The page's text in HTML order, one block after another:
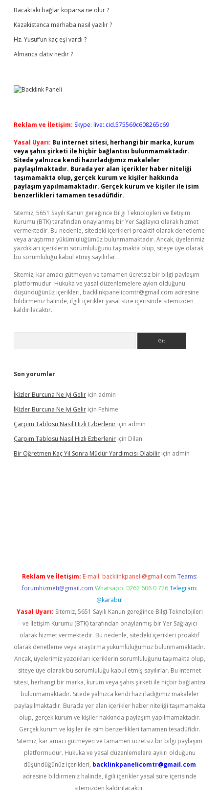
Bacaktaki bağlar koparsa ne olur ?
Kazakistanca merhaba nasıl yazılır ?
Hz. Yusuf’un kaç eşi vardı ?
Almanca dativ nedir ?
Reklam ve İletişim: Skype: live:.cid.575569c608265c69
Yasal Uyarı: Bu internet sitesi, herhangi bir marka, kurum
veya şahıs şirketi ile hiçbir bağlantısı bulunmamaktadır.
Sitede yalnızca kendi hazırladığımız makaleler
paylaşılmaktadır. Burada yer alan içerikler haber niteliği
taşımamakta olup, gerçek kurum ve kişiler hakkında
paylaşım yapılmamaktadır. Gerçek kurum ve kişiler ile isim
benzerlikleri tamamen tesadüfidir.
Sitemiz, 5651 Sayılı Kanun gereğince Bilgi Teknolojileri ve İletişim
Kurumu (BTK) tarafından onaylanmış bir Yer Sağlayıcı olarak hizmet
vermektedir. Bu nedenle, sitedeki içerikleri proaktif olarak denetleme
veya araştırma yükümlülüğümüz bulunmamaktadır. Ancak, üyelerimiz
yazdıkları içeriklerin sorumluluğunu taşımakta olup, siteye üye olarak
bu sorumluluğu kabul etmiş sayılırlar.
Sitemiz, kar amacı gütmeyen ve tamamen ücretsiz bir bilgi paylaşım
platformudur. Hukuka ve yasal düzenlemelere aykırı olduğunu
düşündüğünüz içerikleri, backlinkpanelicomtr@gmail.com adresine
bildirmeniz halinde, ilgili içerikler yasal süre içerisinde sitemizden
kaldırılacaktır.
Son yorumlar
İKizler Burcuna Ne Iyi Gelir için admin
İKizler Burcuna Ne Iyi Gelir için Fehime
Çarpım Tablosu Nasıl Hızlı Ezberlenir için admin
Çarpım Tablosu Nasıl Hızlı Ezberlenir için Dilan
Bir Öğretmen Kaç Yıl Sonra Müdür Yardımcısı Olabilir için admin
Reklam ve İletişim: E-mail: backlinkpaneli@gmail.com Teams:
forumhizmeti@gmail.com Whatsapp: 0262 606 0 726 Telegram:
@karabul
Yasal Uyarı: Sitemiz, 5651 Sayılı Kanun gereğince Bilgi Teknolojileri
ve İletişim Kurumu (BTK) tarafından onaylanmış bir Yer Sağlayıcı
olarak hizmet vermektedir. Bu nedenle, sitedeki içerikleri proaktif
olarak denetleme veya araştırma yükümlülüğümüz bulunmamaktadır.
Ancak, üyelerimiz yazdıkları içeriklerin sorumluluğunu taşımakta olup,
siteye üye olarak bu sorumluluğu kabul etmiş sayılırlar. Bu internet
sitesi, herhangi bir marka, kurum veya şahıs şirketi ile hiçbir bağlantısı
bulunmamaktadır. Sitede yalnızca kendi hazırladığımız makaleler
paylaşılmaktadır. Burada yer alan içerikler haber niteliği taşımamakta
olup, gerçek kurum ve kişiler hakkında paylaşım yapılmamaktadır.
Gerçek kurum ve kişiler ile isim benzerlikleri tamamen tesadüfidir.
Sitemiz, kar amacı gütmeyen ve tamamen ücretsiz bir bilgi paylaşım
platformudur. Hukuka ve yasal düzenlemelere aykırı olduğunu
düşündüğünüz içerikleri, backlinkpanelicomtr@gmail.com
adresine bildirmeniz halinde, ilgili içerikler yasal süre içerisinde
sitemizden kaldırılacaktır.